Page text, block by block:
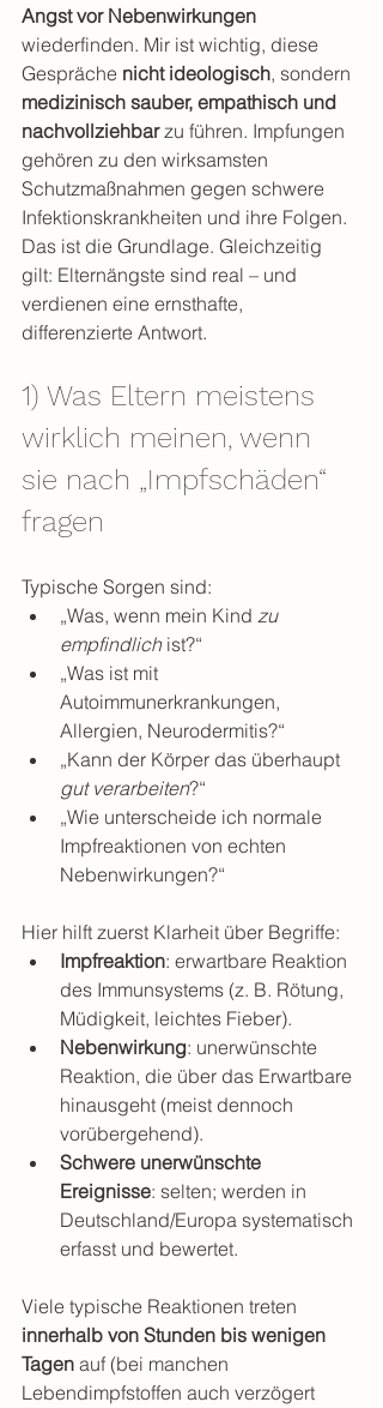
Angst vor Nebenwirkungen
wiederfinden. Mir ist wichtig, diese
Gespräche nicht ideologisch, sondern
medizinisch sauber, empathisch und
nachvollziehbar zu führen. Impfungen
gehören zu den wirksamsten
Schutzmaßnahmen gegen schwere
Infektionskrankheiten und ihre Folgen.
Das ist die Grundlage. Gleichzeitig
gilt: Elternängste sind real – und
verdienen eine ernsthafte,
differenzierte Antwort.
1) Was Eltern meistens
wirklich meinen, wenn
sie nach „Impfschäden“
fragen
Typische Sorgen sind:
„Was, wenn mein Kind zu
empfindlich ist?“
„Was ist mit
Autoimmunerkrankungen,
Allergien, Neurodermitis?“
„Kann der Körper das überhaupt
gut verarbeiten?“
„Wie unterscheide ich normale
Impfreaktionen von echten
Nebenwirkungen?“
Hier hilft zuerst Klarheit über Begriffe:
Impfreaktion: erwartbare Reaktion
des Immunsystems (z. B. Rötung,
Müdigkeit, leichtes Fieber).
Nebenwirkung: unerwünschte
Reaktion, die über das Erwartbare
hinausgeht (meist dennoch
vorübergehend).
Schwere unerwünschte
Ereignisse: selten; werden in
Deutschland/Europa systematisch
erfasst und bewertet.
Viele typische Reaktionen treten
innerhalb von Stunden bis wenigen
Tagen auf (bei manchen
Lebendimpfstoffen auch verzögert